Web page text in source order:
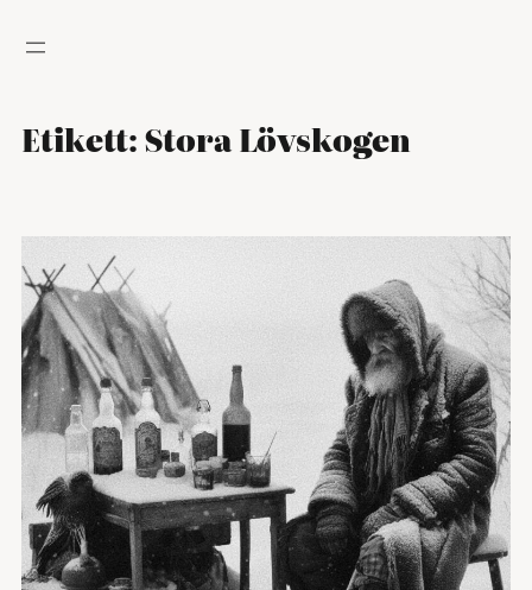
till
Etikett:Stora Lövskogen